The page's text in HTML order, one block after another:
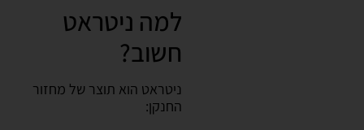
למה ניטראט
חשוב?
ניטראט הוא תוצר של מחזור
החנקן: